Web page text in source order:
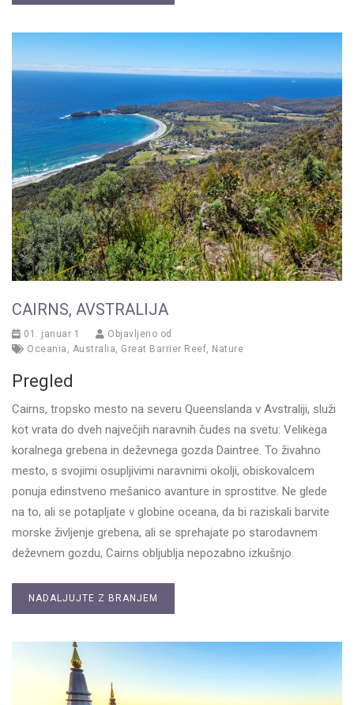
CAIRNS, AVSTRALIJA
01. januar 1
Objavljeno od
Oceania
Australia Great Barrier Reef Nature
Pregled
Cairns, tropsko mesto na severu Queenslanda v Avstraliji, služi
kot vrata do dveh največjih naravnih čudes na svetu: Velikega
koralnega grebena in deževnega gozda Daintree. To živahno
mesto, s svojimi osupljivimi naravnimi okolji, obiskovalcem
ponuja edinstveno mešanico avanture in sprostitve. Ne glede
na to, ali se potapljate v globine oceana, da bi raziskali barvite
morske življenje grebena, ali se sprehajate po starodavnem
deževnem gozdu, Cairns obljublja nepozabno izkušnjo.
NADALJUJTE Z BRANJEM